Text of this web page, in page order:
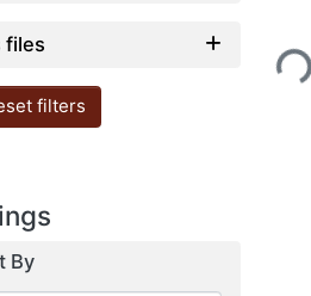
files
filters
By
Loading...